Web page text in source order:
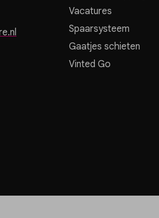
Vacatures
Spaarsysteem
Gaatjes schieten
Vinted Go